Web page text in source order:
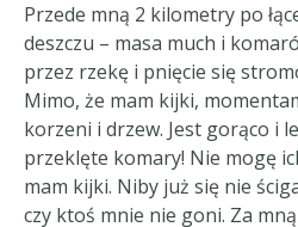
Przede mną 2 kilometry po
deszczu – masa much i
przez rzekę i pnięcie się
Mimo, że mam kijki,
korzeni i drzew. Jest gorąco i
przeklęte komary! Nie mogę
mam kijki. Niby już się nie
czy ktoś mnie nie goni. Za